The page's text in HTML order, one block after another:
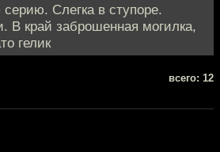
Слегка в ступоре.
В край заброшенная могилка,
гелик
всего: 12